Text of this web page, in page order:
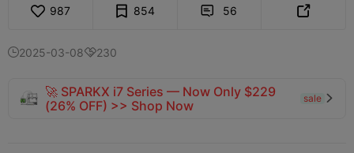
987 854  56 
2025-03-08230
🚀 SPARKX i7 Series — Now Only $229
(26% OFF) >> Shop Now
sale 